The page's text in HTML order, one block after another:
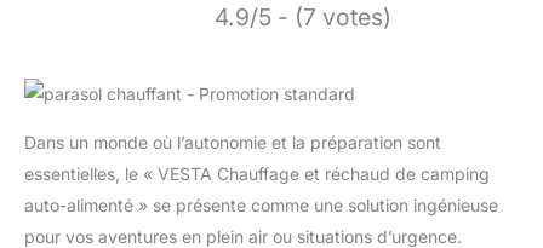
4.9/5 - (7 votes)
Dans un monde où l’autonomie et la préparation sont
essentielles, le « VESTA Chauffage et réchaud de camping
auto-alimenté » se présente comme une solution ingénieuse
pour vos aventures en plein air ou situations d’urgence.